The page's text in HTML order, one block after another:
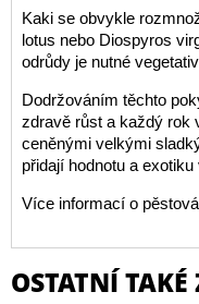
Kaki se obvykle
lotus nebo Diospyros
odrůdy je nutné
Dodržováním těchto
zdravě růst a každý rok
ceněnými velkými
přidají hodnotu a
Více informací o
OSTATNÍ